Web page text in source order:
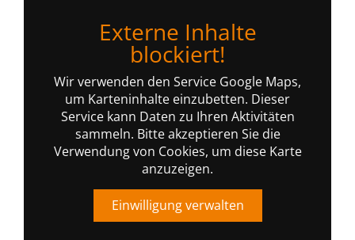
Externe Inhalte
blockiert!
Wir verwenden den Service Google Maps,
um Karteninhalte einzubetten. Dieser
Service kann Daten zu Ihren Aktivitäten
sammeln. Bitte akzeptieren Sie die
Verwendung von Cookies, um diese Karte
anzuzeigen.
Einwilligung verwalten